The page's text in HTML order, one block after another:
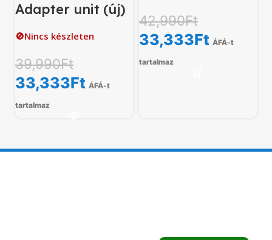
Adapter unit (új)
🚫Nincs készleten
39,990Ft
33,333Ft ÁFÁ-t
tartalmaz
42,990Ft
33,333Ft ÁFÁ-t
tartalmaz